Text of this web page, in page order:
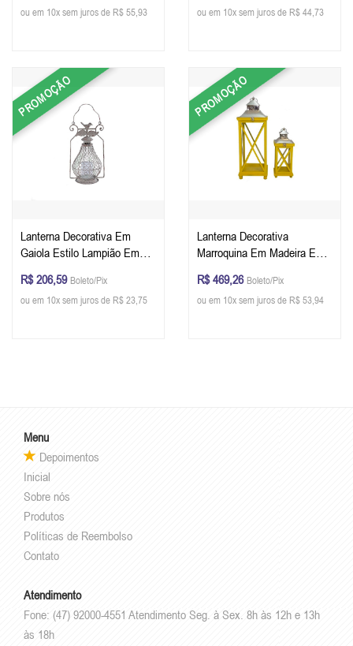
ou em 10x sem juros de R$ 55,93
ou em 10x sem juros de R$ 44,73
PROMOÇÃO
Lanterna Decorativa Em
Gaiola Estilo Lampião Em
R$ 206,59 Boleto/Pix
ou em 10x sem juros de R$ 23,75
PROMOÇÃO
Lanterna Decorativa
Marroquina Em Madeira E
Cor Amarelo 62 x 22 x 22 cm
e 48 x 15 x 15 cm
R$ 469,26 Boleto/Pix
ou em 10x sem juros de R$ 53,94
Menu
Depoimentos
Inicial
Sobre nós
Produtos
Políticas de Reembolso
Contato
Atendimento
Fone: (47) 92000-4551 Atendimento Seg. à Sex. 8h às 12h e 13h
às 18h